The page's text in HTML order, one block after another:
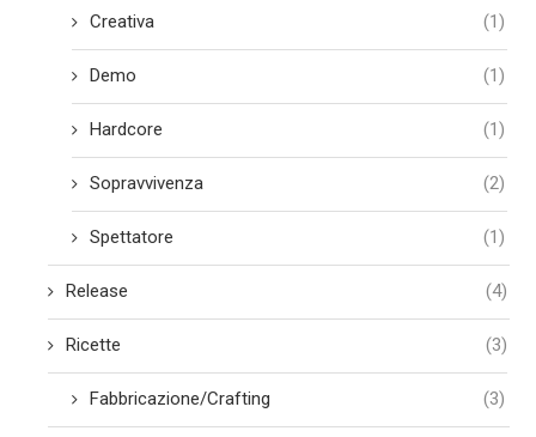
Creativa (1)
Demo (1)
Hardcore (1)
Sopravvivenza (2)
Spettatore (1)
Release (4)
Ricette (3)
Fabbricazione/Crafting (3)